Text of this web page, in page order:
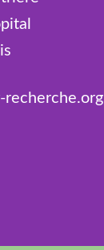
recherche.org